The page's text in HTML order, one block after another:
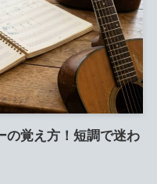
の覚え方！短調で迷わ